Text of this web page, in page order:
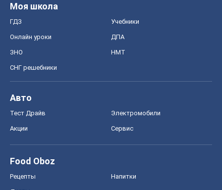
Моя школа
ГДЗ Учебники
Онлайн уроки ДПА
ЗНО НМТ
СНГ решебники
Авто
Тест Драйв Электромобили
Акции Сервис
Food Oboz
Рецепты Напитки